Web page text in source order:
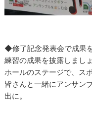
◆修了記念発表会で成果
練習の成果を披露しまし
ホールのステージで、ス
皆さんと一緒にアンサン
出に。